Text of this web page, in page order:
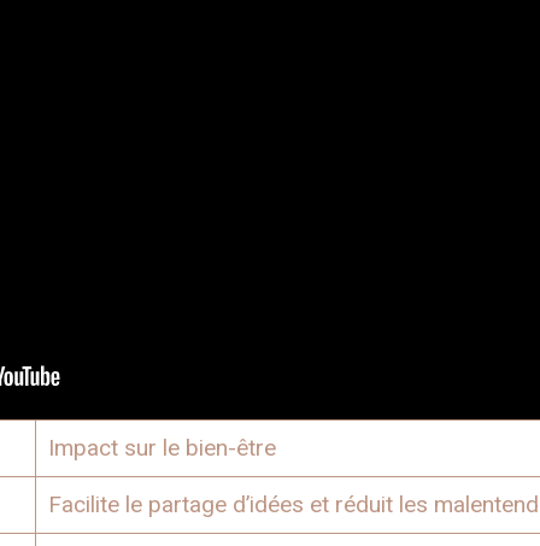
Impact sur le bien-être
Facilite le partage d’idées et réduit les